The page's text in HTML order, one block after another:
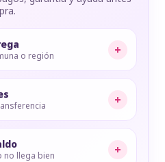
o región +
+
no llega bien +